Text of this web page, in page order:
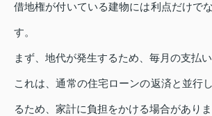
借地権が付いている建物には利点だけで
す。
まず、地代が発生するため、毎月の支払い
これは、通常の住宅ローンの返済と並行
るため、家計に負担をかける場合がありま